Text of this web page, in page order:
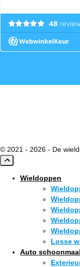
© 2021 - 2026 - De
Wieldoppen
Losse
Auto